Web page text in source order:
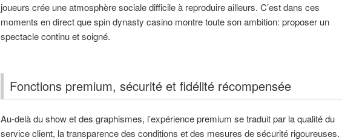
joueurs crée une atmosphère sociale difficile à reproduire ailleurs. C’est dans ces
moments en direct que spin dynasty casino montre toute son ambition: proposer un
spectacle continu et soigné.
Fonctions premium, sécurité et fidélité récompensée
Au-delà du show et des graphismes, l’expérience premium se traduit par la qualité du
service client, la transparence des conditions et des mesures de sécurité rigoureuses.